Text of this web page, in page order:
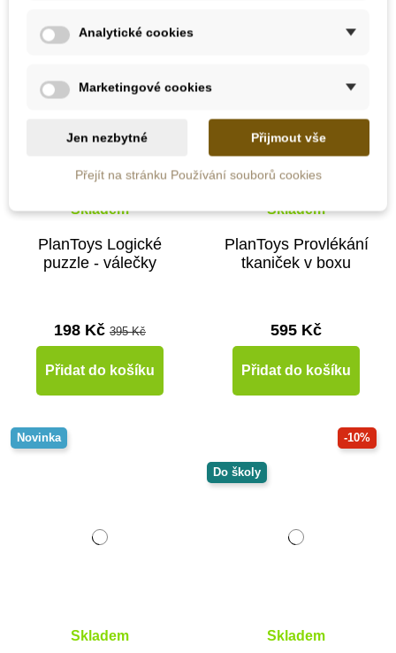
Skladem
PlanToys Logické
puzzle - válečky
198 Kč 395 Kč
Přidat do košíku
Skladem
PlanToys Provlékání
tkaniček v boxu
595 Kč
Přidat do košíku
Novinka
Skladem
-10%
Do školy
Skladem
Analytické cookies
Marketingové cookies
Jen nezbytné Přijmout vše
Přejít na stránku Používání souborů cookies